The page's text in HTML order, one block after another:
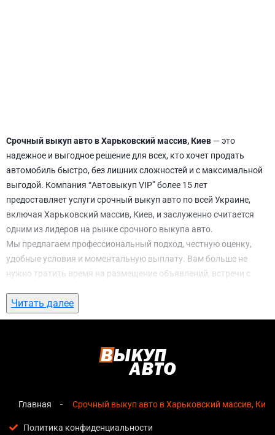
Срочный выкуп авто в Харьковский массив, Киев — это
надежное и выгодное решение для всех, кто хочет продать
автомобиль быстро, без лишних сложностей и с максимальной
выгодой. Компания “Автовыкуп VIP” более 15 лет
предоставляет услуги срочный выкуп авто по всей Украине,
включая Харьковский массив, Киев, и заслуженно считается
одним из лидеров на рынке срочного выкупа авто.
Мы предлагаем профессиональный подход, честную оценку,
удобные условия и моментальную выплату. Вам больше не
нужно тратить время на размещение объявлений, встречи с
ожидание. С нами вы можете
Харьковский массив, Киеввсего за 1 день.
срочный выкуп авто в Харьковский
Мгновенная оценка— предварительная стоимость
озвучивается сразу после обращения, без скрытых
Читать далее
Главная Срочный выкуп авто в Харьковский массив, Киев
Политика конфиденциальности